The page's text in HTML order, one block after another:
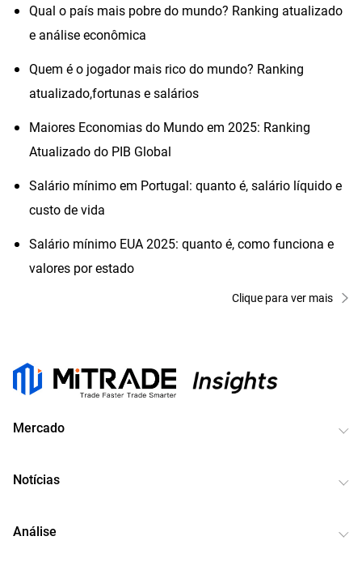
Qual o país mais pobre do mundo? Ranking atualizado
e análise econômica
Quem é o jogador mais rico do mundo? Ranking
atualizado,fortunas e salários
Maiores Economias do Mundo em 2025: Ranking
Atualizado do PIB Global
Salário mínimo em Portugal: quanto é, salário líquido e
custo de vida
Salário mínimo EUA 2025: quanto é, como funciona e
valores por estado
Clique para ver mais
Mercado
Notícias
Análise